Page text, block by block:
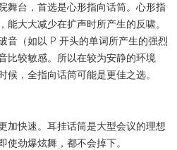
舞台，首选是心形指向话筒。心形指
能大大减少在扩声时所产生的反啸。
音（如以 P 开头的单词所产生的强烈
比较敏感。所以在较为安静的环境
，全指向话筒可能是更佳之选。
加快速。耳挂话筒是大型会议的理想
劲爆炫舞，都不会掉下。